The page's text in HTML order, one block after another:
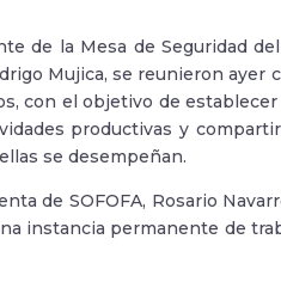
de la Mesa de Seguridad
Mujica, se reunieron ayer
con el objetivo de
productivas y
se desempeñan.
de SOFOFA, Rosario
instancia permanente de